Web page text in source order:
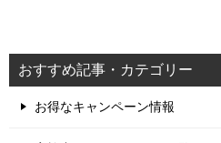
おすすめ記事・カテゴリー
お得なキャンペーン情報